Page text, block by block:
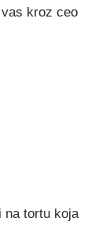
kroz ceo
na tortu koja